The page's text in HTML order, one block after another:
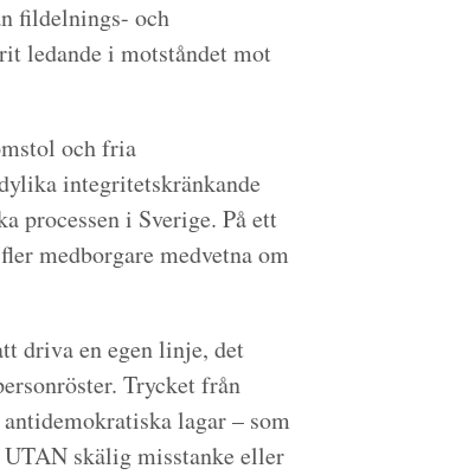
fildelnings- och
ledande i motståndet mot
och fria
integritetskränkande
processen i Sverige. På ett
medborgare medvetna om
driva en egen linje, det
Trycket från
lagar – som
UTAN skälig misstanke eller